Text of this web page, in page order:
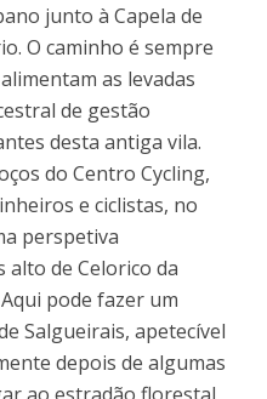
junto à Capela de
O caminho é sempre
as levadas
de gestão
desta antiga vila.
do Centro Cycling,
e ciclistas, no
perspetiva
de Celorico da
pode fazer um
Salgueirais, apetecível
depois de algumas